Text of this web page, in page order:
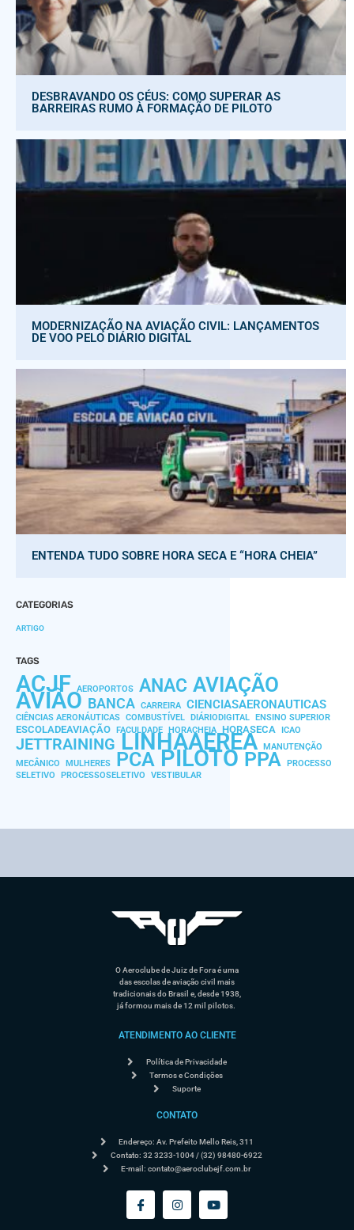
DESBRAVANDO OS CÉUS: COMO SUPERAR AS
BARREIRAS RUMO À FORMAÇÃO DE PILOTO
MODERNIZAÇÃO NA AVIAÇÃO CIVIL: LANÇAMENTOS
DE VOO PELO DIÁRIO DIGITAL
ENTENDA TUDO SOBRE HORA SECA E “HORA CHEIA”
CATEGORIAS
ARTIGO
TAGS
ACJF AEROPORTOS ANAC AVIAÇÃO
AVIÃO BANCA CARREIRA CIENCIASAERONAUTICAS
CIÊNCIAS AERONÁUTICAS COMBUSTÍVEL DIÁRIODIGITAL ENSINO SUPERIOR
ESCOLADEAVIAÇÃO FACULDADE HORACHEIA HORASECA ICAO
JETTRAINING LINHAAEREA
MANUTENÇÃO
MECÂNICO
MULHERES PCA PILOTO PPA
PROCESSO
SELETIVO
PROCESSOSELETIVO VESTIBULAR
O Aeroclube de Juiz de Fora é uma
das escolas de aviação civil mais
tradicionais do Brasil e, desde 1938,
já formou mais de 12 mil pilotos.
ATENDIMENTO AO CLIENTE
Política de Privacidade
Termos e Condições
Suporte
CONTATO
Endereço: Av. Prefeito Mello Reis, 311
Contato: 32 3233-1004 / (32) 98480-6922
E-mail:contato@aeroclubejf.com.br